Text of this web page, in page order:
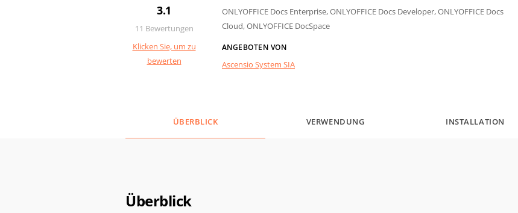
3.1
11 Bewertungen
Klicken Sie, um zu
bewerten
ONLYOFFICE Docs Enterprise,ONLYOFFICE Docs Developer,ONLYOFFICE Docs
Cloud,ONLYOFFICE DocSpace
ANGEBOTEN VON
Ascensio System SIA
ÜBERBLICK VERWENDUNG INSTALLATION
Überblick